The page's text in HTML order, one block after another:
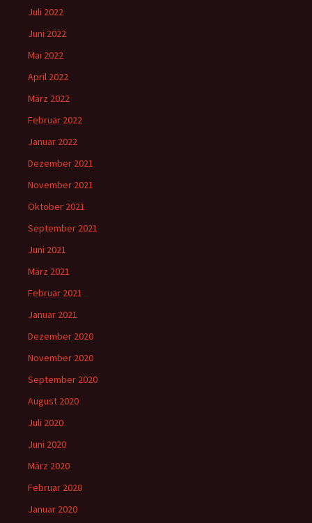
Juli 2022
Juni 2022
Mai 2022
April 2022
März 2022
Februar 2022
Januar 2022
Dezember 2021
November 2021
Oktober 2021
September 2021
Juni 2021
März 2021
Februar 2021
Januar 2021
Dezember 2020
November 2020
September 2020
August 2020
Juli 2020
Juni 2020
März 2020
Februar 2020
Januar 2020